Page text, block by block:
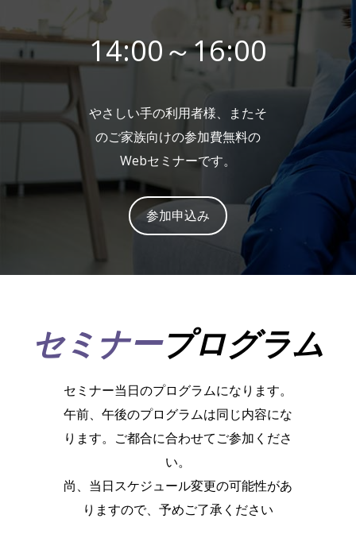
14:00～16:00
やさしい手の利用者様、またそ
のご家族向けの参加費無料の
Webセミナーです。
参加申込み
セミナープログラム
セミナー当日のプログラムになります。
午前、午後のプログラムは同じ内容にな
ります。ご都合に合わせてご参加くださ
い。
尚、当日スケジュール変更の可能性があ
りますので、予めご了承ください